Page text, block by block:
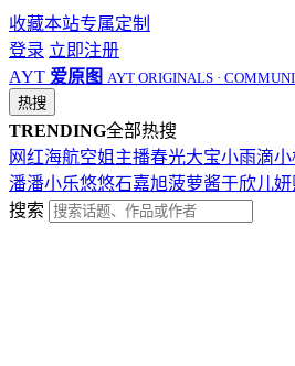
收藏本站专属定制
登录 立即注册
AYT 爱原图 AYT ORIGINALS ·
热搜
TRENDING全部热搜
网红海航空姐 主播春光大宝小雨滴小
潘潘小乐悠悠石嘉旭菠萝酱于欣儿妍
搜索